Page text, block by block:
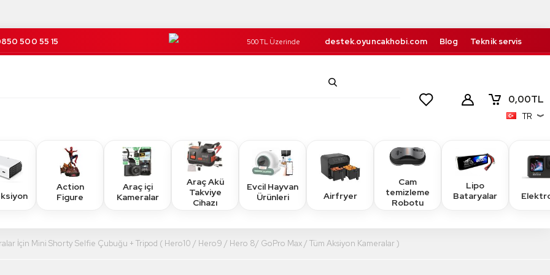
500 55 15 500 TL Üzerinde destek.oyuncakhobi.com Blog Teknik servis
0,00TL
TR
Action
Figure
Araç içi
Kameralar
Araç Akü
Takviye
Cihazı
Evcil Hayvan
Ürünleri
Airfryer
Cam
temizleme
Robotu
Lipo
Bataryalar
İçin Mini Shorty Selfie Çubuğu + Tripod ( Hero10 / Hero9 / Hero 8/ GoPro Max / Tüm Aksiyon Kameralar )